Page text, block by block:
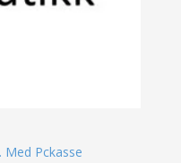
Med Pckasse